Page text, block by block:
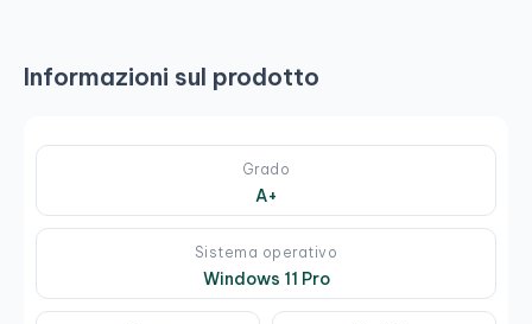
Informazioni sul prodotto
Grado
A+
Sistema operativo
Windows 11 Pro